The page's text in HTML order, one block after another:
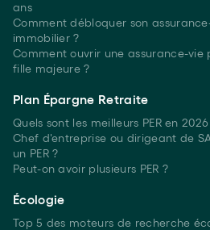
ans
Comment débloquer son
immobilier ?
Comment ouvrir une assurance-vie
fille majeure ?
Plan Épargne Retraite
Quels sont les meilleurs PERen
Chef d'entreprise ou dirigeant de
un PER ?
Peut-on avoir plusieurs PER ?
Écologie
Top 5 des moteurs de recherche